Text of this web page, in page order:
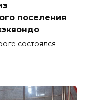
поселения
состоялся